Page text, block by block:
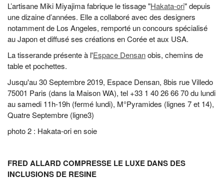
L’artisane Miki Miyajima fabrique le tissage "Hakata-ori" depuis
une dizaine d’années. Elle a collaboré avec des designers
notamment de Los Angeles, remporté un concours spécialisé
au Japon et diffusé ses créations en Corée et aux USA.
La tisserande présente à l'Espace Densanobis, chemins de
table et pochettes.
Jusqu'au 30 Septembre 2019, Espace Densan, 8bis rue Villedo
75001 Paris (dans la Maison WA), tel +33 1 40 26 66 70 du lundi
au samedi 11h-19h (fermé lundi), M°Pyramides (lignes 7 et 14),
Quatre Septembre (ligne3)
​photo 2 : Hakata-ori en soie
FRED ALLARD COMPRESSE LE LUXE DANS DES
INCLUSIONS DE RESINE